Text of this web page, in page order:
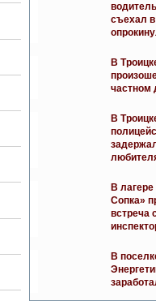
съехал
В
частном
В
В
Сопка»
встреча
В